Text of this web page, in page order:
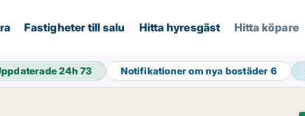
Fastigheter till salu Hitta hyresgäst Hitta köpare
24h73 Notifikationer om nya bostäder 6